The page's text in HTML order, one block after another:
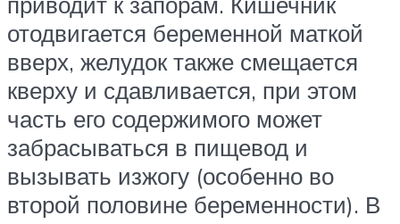
отодвигается беременной маткой
вверх, желудок также смещается
кверху и сдавливается, при этом
часть его содержимого может
забрасываться в пищевод и
вызывать изжогу (особенно во
второй половине беременности). В